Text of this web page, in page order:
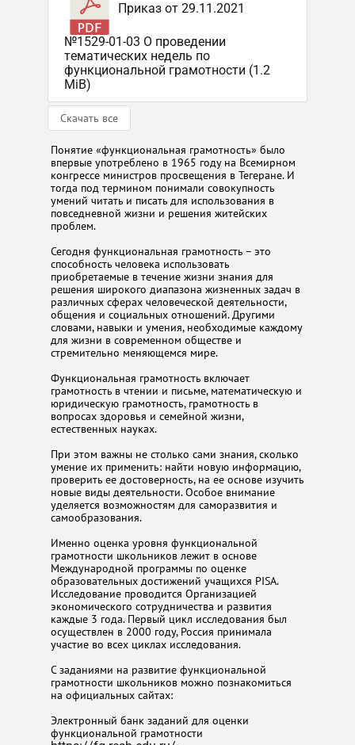
Приказ от 29.11.2021
№1529-01-03 О проведении
тематических недель по
функциональной грамотности (1.2
MiB)
Скачать все
Понятие «функциональная грамотность» было
впервые употреблено в 1965 году на Всемирном
конгрессе министров просвещения в Тегеране. И
тогда под термином понимали совокупность
умений читать и писать для использования в
повседневной жизни и решения житейских
проблем.
Сегодня функциональная грамотность – это
способность человека использовать
приобретаемые в течение жизни знания для
решения широкого диапазона жизненных задач в
различных сферах человеческой деятельности,
общения и социальных отношений. Другими
словами, навыки и умения, необходимые каждому
для жизни в современном обществе и
стремительно меняющемся мире.
Функциональная грамотность включает
грамотность в чтении и письме, математическую и
юридическую грамотность, грамотность в
вопросах здоровья и семейной жизни,
естественных науках.
При этом важны не столько сами знания, сколько
умение их применить: найти новую информацию,
проверить ее достоверность, на ее основе изучить
новые виды деятельности. Особое внимание
уделяется возможностям для саморазвития и
самообразования.
Именно оценка уровня функциональной
грамотности школьников лежит в основе
Международной программы по оценке
образовательных достижений учащихся PISA.
Исследование проводится Организацией
экономического сотрудничества и развития
каждые 3 года. Первый цикл исследования был
осуществлен в 2000 году, Россия принимала
участие во всех циклах исследования.
С заданиями на развитие функциональной
грамотности школьников можно познакомиться
на официальных сайтах:
Электронный банк заданий для оценки
функциональной грамотности